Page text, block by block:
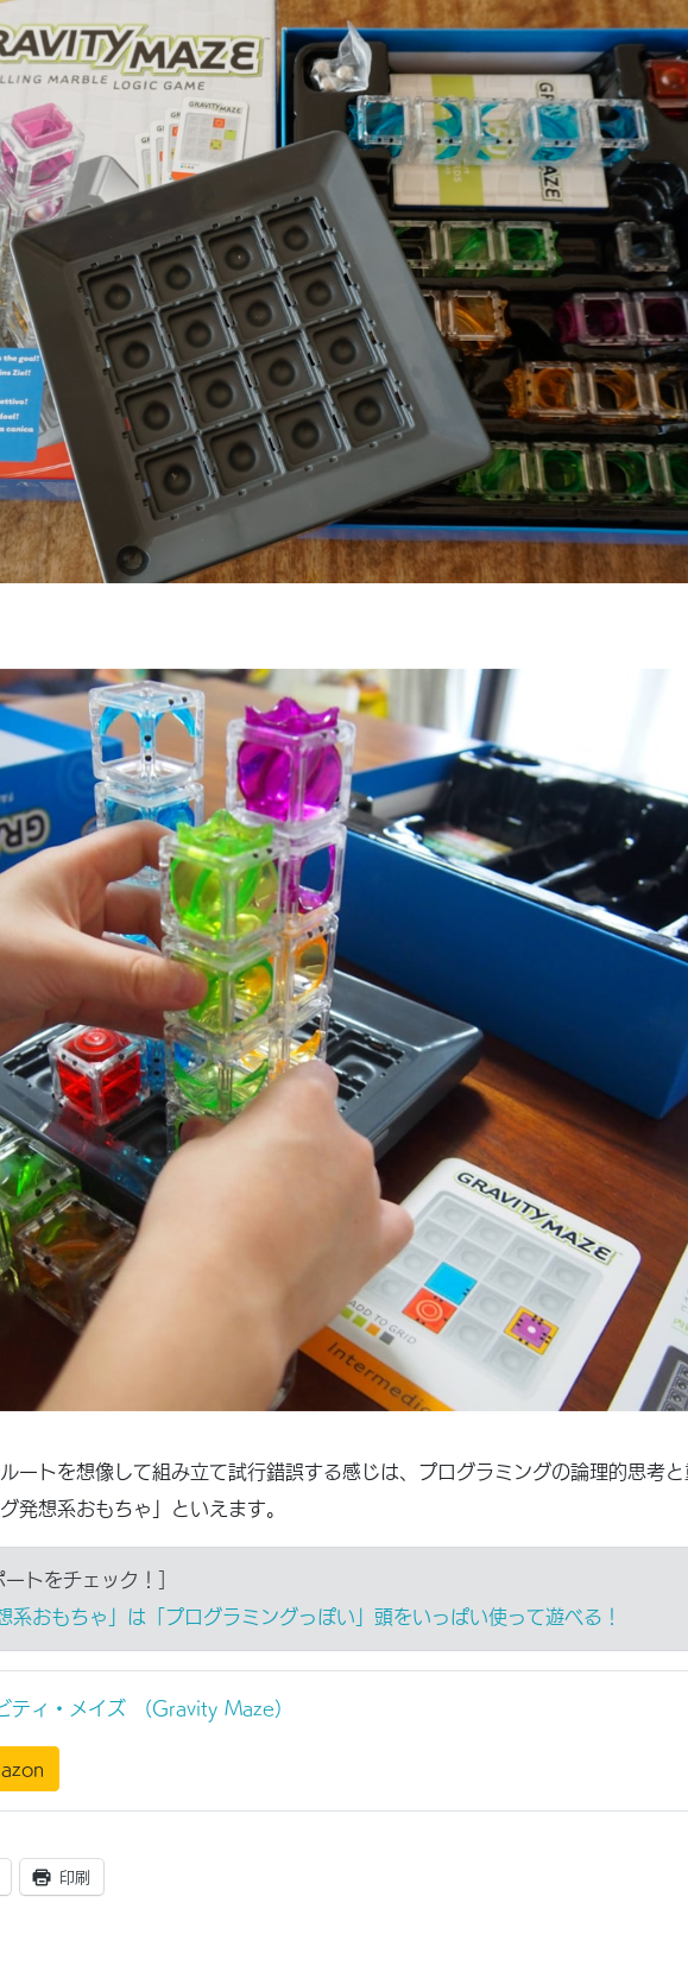
ートを想像して組み立て試行錯誤する感じは、プログラミングの論理的思考
発想系おもちゃ」といえます。
トをチェック！］
系おもちゃ」は「プログラミングっぽい」頭をいっぱい使って遊べる！
ティ・メイズ （Gravity Maze）
印刷